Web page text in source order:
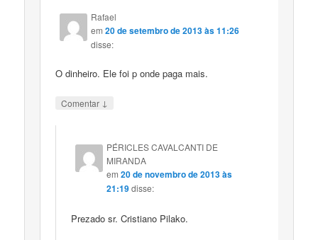
Rafael
em20 de setembro de 2013 às 11:26
disse:
O dinheiro. Ele foi p onde paga mais.
Comentar ↓
PÉRICLES CAVALCANTI DE
MIRANDA
em20 de novembro de 2013 às
21:19 disse:
Prezado sr. Cristiano Pilako.